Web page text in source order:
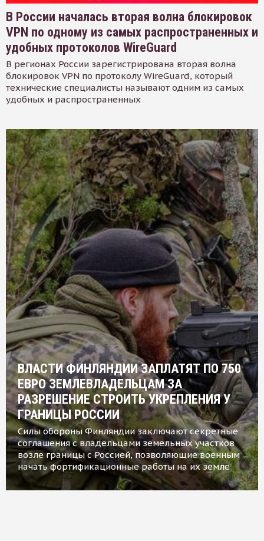
В России началась вторая волна блокировок
VPN по одному из самых распространенных и
удобных протоколов WireGuard
В регионах России зарегистрирована вторая волна
блокировок VPN по протоколу WireGuard, который
технические специалисты называют одним из самых
удобных и распространенных
ВЛАСТИ ФИНЛЯНДИИ ЗАПЛАТЯТ ПО 750
ЕВРО ЗЕМЛЕВЛАДЕЛЬЦАМ ЗА
РАЗРЕШЕНИЕ СТРОИТЬ УКРЕПЛЕНИЯ У
ГРАНИЦЫ РОССИИ
Силы обороны Финляндии заключают секретные
соглашения с владельцами земельных участков
возле границы с Россией, позволяющие военным
начать фортификационные работы на их земле